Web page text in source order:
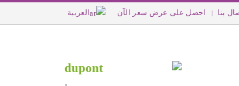
بنا احصل على عرض سعر الآن العربية